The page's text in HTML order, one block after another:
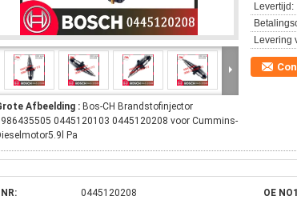
Afbeelding : Bos-CH Brandstofinjector
0445120103 0445120208 voor Cummins-
Pa
Levertijd:
Levering
0445120208 OE